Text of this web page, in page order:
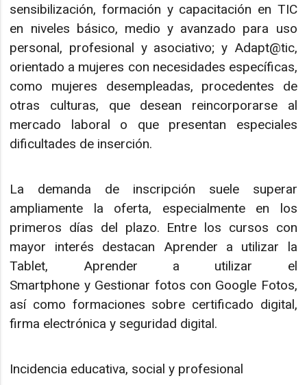
sensibilización, formación y capacitación en TIC
en niveles básico, medio y avanzado para uso
personal, profesional y asociativo; y Adapt@tic,
orientado a mujeres con necesidades específicas,
como mujeres desempleadas, procedentes de
otras culturas, que desean reincorporarse al
mercado laboral o que presentan especiales
dificultades de inserción.
La demanda de inscripción suele superar
ampliamente la oferta, especialmente en los
primeros días del plazo. Entre los cursos con
mayor interés destacan Aprender a utilizar la
Tablet, Aprender a utilizar el
Smartphone y Gestionar fotos con Google Fotos,
así como formaciones sobre certificado digital,
firma electrónica y seguridad digital.
Incidencia educativa, social y profesional